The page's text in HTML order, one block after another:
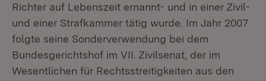
Richter auf Lebenszeit ernannt- und in einer Zivil-
und einer Strafkammer tätig wurde. Im Jahr 2007
folgte seine Sonderverwendung bei dem
Bundesgerichtshof im VII. Zivilsenat, der im
Wesentlichen für Rechtsstreitigkeiten aus den